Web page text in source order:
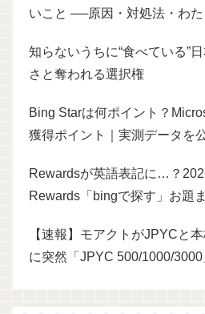
いこと ──原因・対処法・わ
知らないうちに“食べている”
さと奪われる選択権
Bing Starは何ポイント？
獲得ポイント｜実測データを
Rewardsが英語表記に…？
Rewards「bingで探す」お題
【速報】モアクトがJPYCと
に突然「JPYC 500/1000/